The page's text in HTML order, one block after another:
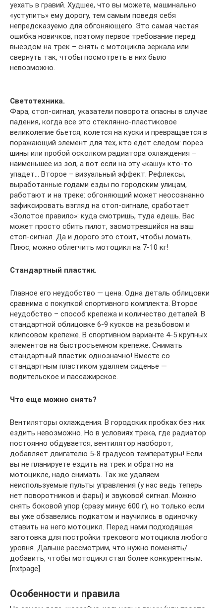
уехать в гравий. Худшее, что вы можете, машинально
«уступить» ему дорогу, тем самым поведя себя
непредсказуемо для обгоняющего. Это самая частая
ошибка новичков, поэтому первое требование перед
выездом на трек – снять с мотоцикла зеркала или
свернуть так, чтобы посмотреть в них было
невозможно.
Светотехника.
Фара, стоп-сигнал, указатели поворота опасны в случае
падения, когда все это стеклянно-пластиковое
великолепие бьется, колется на куски и превращается в
поражающий элемент для тех, кто едет следом: порез
шины или пробой осколком радиатора охлаждения –
наименьшее из зол, а вот если на эту «кашу» кто-то
упадет… Второе – визуальный эффект. Рефлексы,
выработанные годами езды по городским улицам,
работают и на треке: обгоняющий может неосознанно
зафиксировать взгляд на стоп-сигнале, сработает
«Золотое правило»: куда смотришь, туда едешь. Вас
может просто сбить пилот, засмотревшийся на ваш
стоп-сигнал. Да и дорого это стоит, чтобы ломать.
Плюс, можно облегчить мотоцикл на 7-10 кг!
Стандартный пластик.
Главное его неудобство — цена. Одна деталь облицовки
сравнима с покупкой спортивного комплекта. Второе
неудобство – способ крепежа и количество деталей. В
стандартной облицовке 6-9 кусков на резьбовом и
клипсовом крепеже. В спортивном варианте 4-5 крупных
элементов на быстросъемном крепеже. Снимать
стандартный пластик однозначно! Вместе со
стандартным пластиком удаляем сиденье —
водительское и пассажирское.
Что еще можно снять?
Вентиляторы охлаждения. В городских пробках без них
ездить невозможно. Но в условиях трека, где радиатор
постоянно обдувается, вентилятор наоборот,
добавляет двигателю 5-8 градусов температуры! Если
вы не планируете ездить на трек и обратно на
мотоцикле, надо снимать. Так же удаляем
неиспользуемые пульты управления (у нас ведь теперь
нет поворотников и фары) и звуковой сигнал. Можно
снять боковой упор (сразу минус 600 г), но только если
вы уже обзавелись подкатом и научились в одиночку
ставить на него мотоцикл. Перед нами подходящая
заготовка для постройки трекового мотоцикла любого
уровня. Дальше рассмотрим, что нужно поменять/
добавить, чтобы мотоцикл стал более конкурентным.
[nxtpage]
Особенности и правила